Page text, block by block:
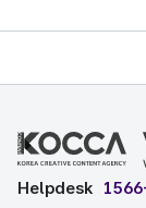
Helpdesk